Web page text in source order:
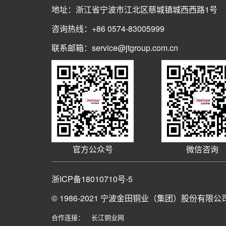
地址：浙江省宁波市江北区慈城镇城西西路1号
咨询热线：+86 0574-83005999
联系邮箱：service@jtgroup.com.cn
官方公众号 微信咨询
浙ICP备18010710号-5
© 1986-2021 宁波金田铜业（集团）股份有限公
合作连接： 长江铜业网